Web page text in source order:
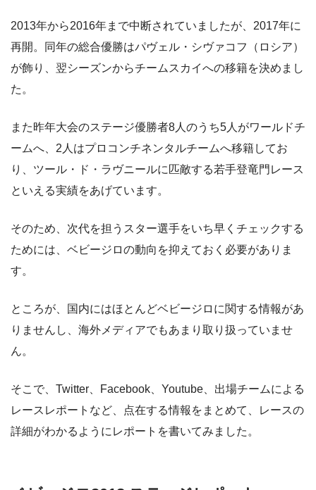
2013年から2016年まで中断されていましたが、2017年に
再開。同年の総合優勝はパヴェル・シヴァコフ（ロシア）
が飾り、翌シーズンからチームスカイへの移籍を決めまし
た。
また昨年大会のステージ優勝者8人のうち5人がワールドチ
ームへ、2人はプロコンチネンタルチームへ移籍してお
り、ツール・ド・ラヴニールに匹敵する若手登竜門レース
といえる実績をあげています。
そのため、次代を担うスター選手をいち早くチェックする
ためには、ベビージロの動向を抑えておく必要がありま
す。
ところが、国内にはほとんどベビージロに関する情報があ
りませんし、海外メディアでもあまり取り扱っていませ
ん。
そこで、Twitter、Facebook、Youtube、出場チームによる
レースレポートなど、点在する情報をまとめて、レースの
詳細がわかるようにレポートを書いてみました。